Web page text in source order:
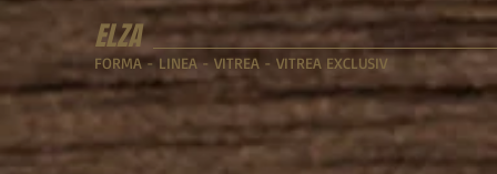
ELZA
FORMA - LINEA - VITREA - VITREA EXCLUSIV